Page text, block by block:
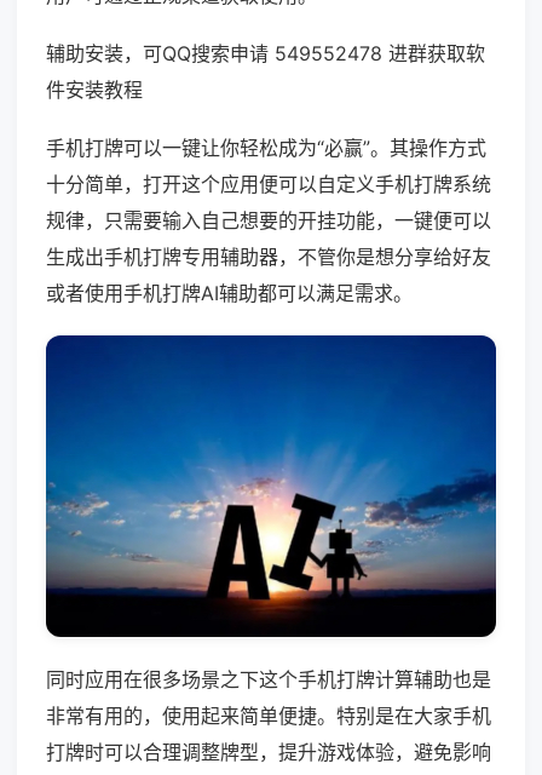
辅助安装，可QQ搜索申请 549552478 进群获取软
件安装教程
手机打牌可以一键让你轻松成为“必赢”。其操作方式
十分简单，打开这个应用便可以自定义手机打牌系统
规律，只需要输入自己想要的开挂功能，一键便可以
生成出手机打牌专用辅助器，不管你是想分享给好友
或者使用手机打牌AI辅助都可以满足需求。
同时应用在很多场景之下这个手机打牌计算辅助也是
非常有用的，使用起来简单便捷。特别是在大家手机
打牌时可以合理调整牌型，提升游戏体验，避免影响